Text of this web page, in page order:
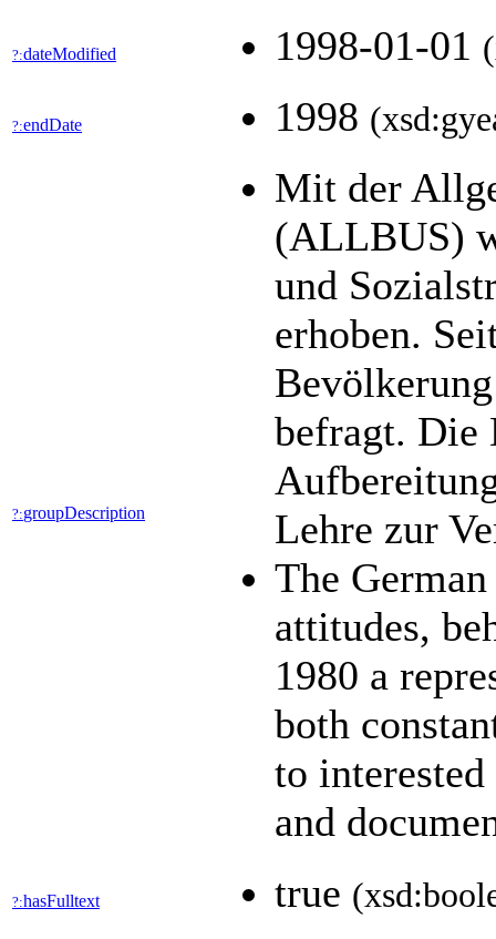
?:dateModified 1998-01-01
?:endDate 1998
?:groupDescription
Mit der
(ALLBUS)
und
erhoben.
befragt. Die
Lehre zur
The
attitudes,
1980 a
both
to interested
and
?:hasFulltext true